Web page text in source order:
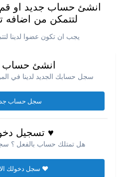
انشئ حساب جديد او
لتتمكن من اضافه
يجب ان تكون عضوا لدينا
انشئ حساب
سجل حسابك الجديد لدينا في
سجل حساب
♥ تسجيل
هل تمتلك حساب بالفعل ؟
♥ سجل دخولك